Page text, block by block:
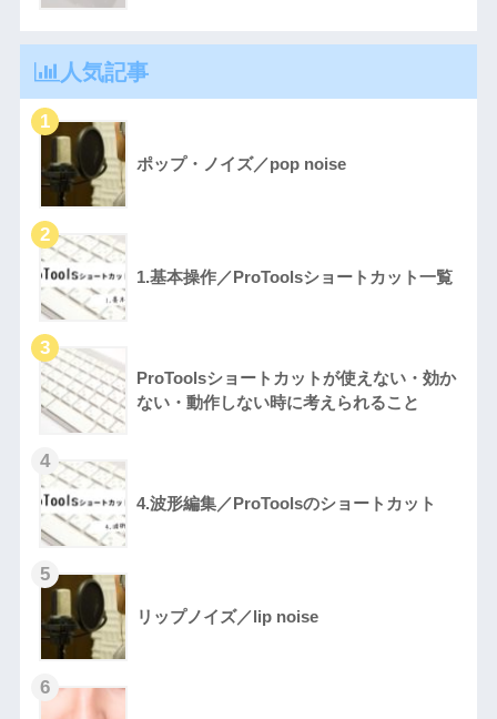
人気記事
ポップ・ノイズ／pop noise
1.基本操作／ProToolsショートカット一覧
ProToolsショートカットが使えない・効か
ない・動作しない時に考えられること
4.波形編集／ProToolsのショートカット
リップノイズ／lip noise